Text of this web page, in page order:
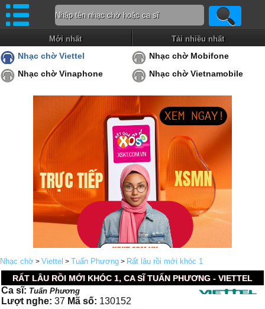
Mới nhất Tải nhiều nhất
Nhạc chờ Viettel
Nhạc chờ Mobifone
Nhạc chờ Vinaphone
Nhạc chờ Vietnamobile
Nhạc chờ > Viettel > Tuấn Phương > Rất lâu rồi mới khóc 1
RẤT LÂU RỒI MỚI KHÓC 1, CA SĨ TUẤN PHƯƠNG - VIETTEL
Ca sĩ: Tuấn Phương
Lượt nghe: 37 Mã số: 130152